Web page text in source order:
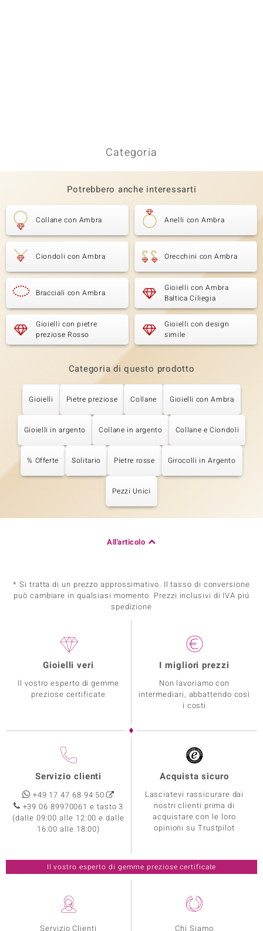
Categoria
Potrebbero anche interessarti
Collane con Ambra Anelli con Ambra
Ciondoli con Ambra Orecchini con Ambra
Bracciali con Ambra
Gioielli con Ambra
Baltica Ciliegia
Gioielli con pietre
preziose Rosso
Gioielli con design
simile
Categoria di questo prodotto
Gioielli Pietre preziose Collane Gioielli con Ambra
Gioielli in argento Collane in argento Collane e Ciondoli
% Offerte Solitario Pietre rosse Girocolli in Argento
Pezzi Unici
All'articolo
* Si tratta di un prezzo approssimativo. Il tasso di conversione
può cambiare in qualsiasi momento. Prezzi inclusivi di IVA piú
spedizione
Servizio Clienti
Chi Siamo
Gioielli veri
Il vostro esperto di gemme
preziose certificate
I migliori prezzi
Non lavoriamo con
intermediari, abbattendo così
i costi
Servizio clienti
+49 17 47 68 94 50
+39 06 89970061 e tasto 3
(dalle 09:00 alle 12:00 e dalle
16:00 alle 18:00)
Acquista sicuro
Lasciatevi rassicurare dai
nostri clienti prima di
acquistare con le loro
opinioni su Trustpilot
Il vostro esperto di gemme preziose certificate